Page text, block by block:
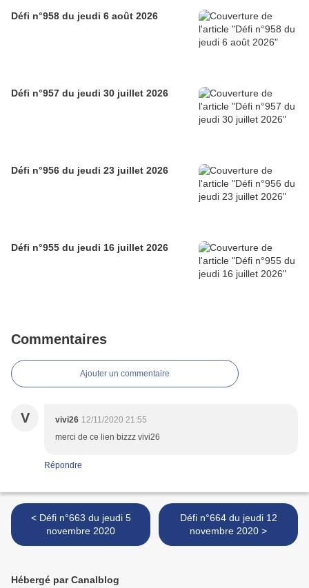
Défi n°958 du jeudi 6 août 2026
Défi n°957 du jeudi 30 juillet 2026
Défi n°956 du jeudi 23 juillet 2026
Défi n°955 du jeudi 16 juillet 2026
Commentaires
Ajouter un commentaire
V vivi26 12/11/2020 21:55
merci de ce lien bizzz vivi26
Répondre
< Défi n°663 du jeudi 5
novembre 2020
Défi n°664 du jeudi 12
novembre 2020 >
Hébergé par Canalblog